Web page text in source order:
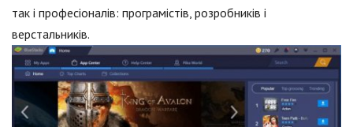
так і професіоналів: програмістів, розробників і
верстальників.